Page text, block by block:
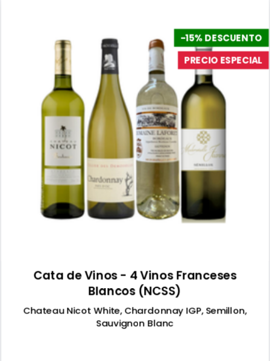
-15% DESCUENTO
PRECIO ESPECIAL
Cata de Vinos - 4 Vinos Franceses
Blancos (NCSS)
Chateau Nicot White, Chardonnay IGP, Semillon,
Sauvignon Blanc